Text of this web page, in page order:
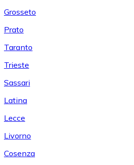
Grosseto
Prato
Taranto
Trieste
Sassari
Latina
Lecce
Livorno
Cosenza